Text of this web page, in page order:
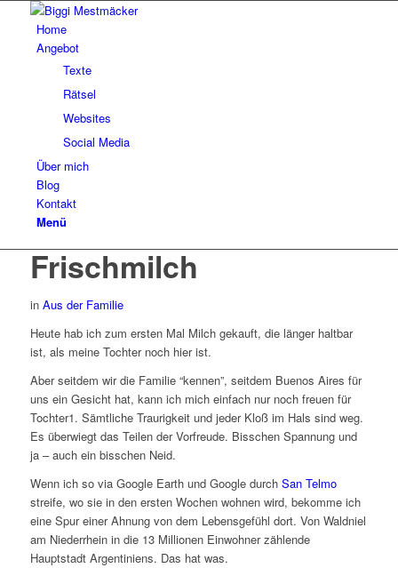
Home
Angebot
Texte
Rätsel
Websites
Social Media
Über mich
Blog
Kontakt
Menü
Frischmilch
in Aus der Familie
Heute hab ich zum ersten Mal Milch gekauft, die länger haltbar
ist, als meine Tochter noch hier ist.
Aber seitdem wir die Familie “kennen”, seitdem Buenos Aires für
uns ein Gesicht hat, kann ich mich einfach nur noch freuen für
Tochter1. Sämtliche Traurigkeit und jeder Kloß im Hals sind weg.
Es überwiegt das Teilen der Vorfreude. Bisschen Spannung und
ja – auch ein bisschen Neid.
Wenn ich so via Google Earth und Google durch San Telmo
streife, wo sie in den ersten Wochen wohnen wird, bekomme ich
eine Spur einer Ahnung von dem Lebensgefühl dort. Von Waldniel
am Niederrhein in die 13 Millionen Einwohner zählende
Hauptstadt Argentiniens. Das hat was.